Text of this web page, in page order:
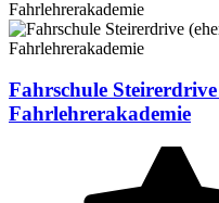
Fahrschule
Fahrlehrerakademie